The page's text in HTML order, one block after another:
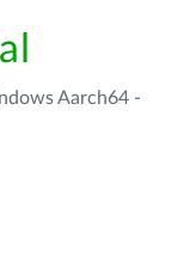
Aarch64 -